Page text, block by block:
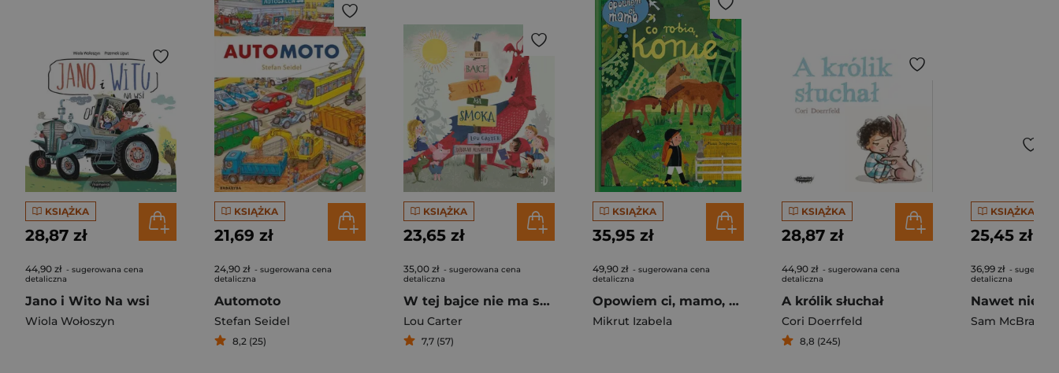
KSIĄŻKA
28,87 zł
44,90 zł - sugerowana cena
detaliczna
Jano i Wito Na wsi
Wiola Wołoszyn
KSIĄŻKA
21,69 zł
24,90 zł - sugerowana cena
detaliczna
Automoto
Stefan Seidel
8,2 (25)
KSIĄŻKA
23,65 zł
35,00 zł - sugerowana cena
detaliczna
W tej bajce nie ma smoka
Lou Carter
7,7 (57)
KSIĄŻKA
35,95 zł
49,90 zł - sugerowana cena
detaliczna
Opowiem ci, mamo, co robią konie
Mikrut Izabela
KSIĄŻKA
28,87 zł
44,90 zł - sugerowana cena
detaliczna
A królik słuchał
Cori Doerrfeld
8,8 (245)
KSIĄŻKA
25,45 zł
36,99 zł -
detaliczna
Sam